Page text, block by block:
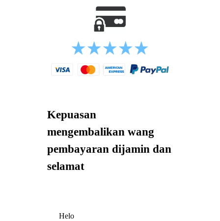
Kepuasan
mengembalikan wang
pembayaran dijamin dan
selamat
Helo